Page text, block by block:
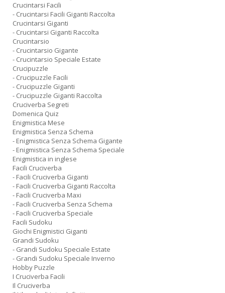
Crucintarsi Facili
- Crucintarsi Facili Giganti Raccolta
Crucintarsi Giganti
- Crucintarsi Giganti Raccolta
Crucintarsio
- Crucintarsio Gigante
- Crucintarsio Speciale Estate
Crucipuzzle
- Crucipuzzle Facili
- Crucipuzzle Giganti
- Crucipuzzle Giganti Raccolta
Cruciverba Segreti
Domenica Quiz
Enigmistica Mese
Enigmistica Senza Schema
- Enigmistica Senza Schema Gigante
- Enigmistica Senza Schema Speciale
Enigmistica in inglese
Facili Cruciverba
- Facili Cruciverba Giganti
- Facili Cruciverba Giganti Raccolta
- Facili Cruciverba Maxi
- Facili Cruciverba Senza Schema
- Facili Cruciverba Speciale
Facili Sudoku
Giochi Enigmistici Giganti
Grandi Sudoku
- Grandi Sudoku Speciale Estate
- Grandi Sudoku Speciale Inverno
Hobby Puzzle
I Cruciverba Facili
Il Cruciverba